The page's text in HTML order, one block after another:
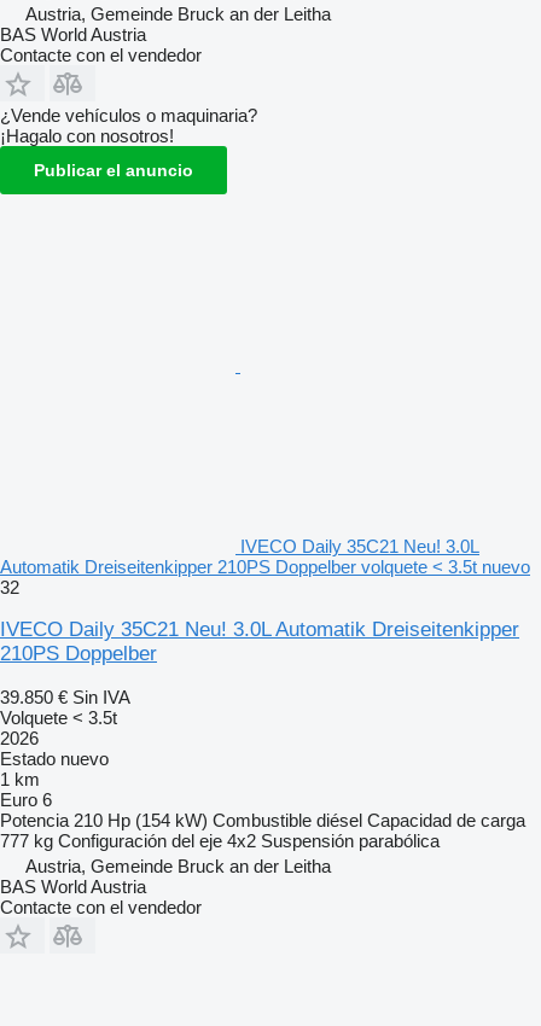
Austria, Gemeinde Bruck an der Leitha
BAS World Austria
Contacte con el vendedor
¿Vende vehículos o maquinaria?
¡Hagalo con nosotros!
Publicar el anuncio
IVECO Daily 35C21 Neu! 3.0L
Automatik Dreiseitenkipper 210PS Doppelber volquete < 3.5t nuevo
32
IVECO Daily 35C21 Neu! 3.0L Automatik Dreiseitenkipper
210PS Doppelber
39.850 € Sin IVA
Volquete < 3.5t
2026
Estado nuevo
1 km
Euro 6
Potencia 210 Hp (154 kW) Combustible diésel Capacidad de carga
777 kg Configuración del eje 4x2 Suspensión parabólica
Austria, Gemeinde Bruck an der Leitha
BAS World Austria
Contacte con el vendedor